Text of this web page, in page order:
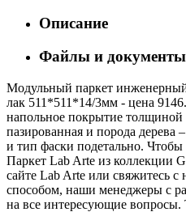
Описание
Файлы и документы
Модульный паркет
лак 511*511*14/3мм - цена
напольное покрытие
пазированная и порода дерева
и тип фаски подетально. Чтобы
Паркет Lab Arte из коллекции
сайте Lab Arte или свяжитесь
способом, наши менеджеры с
на все интересующие вопросы.